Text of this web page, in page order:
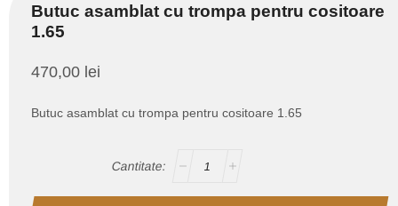
Butuc asamblat cu trompa pentru cositoare
1.65
470,00 lei
Butuc asamblat cu trompa pentru cositoare 1.65